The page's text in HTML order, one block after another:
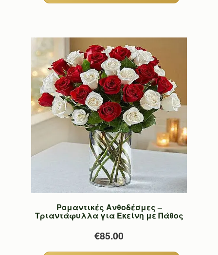
Ρομαντικές Ανθοδέσμες –
Τριαντάφυλλα για Εκείνη με Πάθος
€85.00